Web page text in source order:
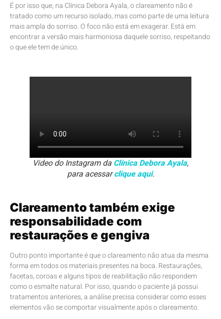
É por isso que, na Clínica Debora Ayala, o clareamento não é
tratado como um recurso isolado, mas como parte de uma leitura
mais ampla do sorriso. O foco não está em exagerar. Está em
encontrar a versão mais harmoniosa daquele sorriso, respeitando
o que ele tem de único.
Video do Instagram da Clínica Debora Ayala,
para acessarclique aqui.
Clareamento também exige
responsabilidade com
restaurações e gengiva
Outro ponto importante é que o clareamento não atua da mesma
forma em todos os materiais presentes na boca. Restaurações,
facetas, coroas e alguns tipos de reabilitação não respondem
como o esmalte natural. Por isso, quando o paciente já possui
tratamentos anteriores, a análise precisa considerar como esses
elementos vão se comportar visualmente após o clareamento.